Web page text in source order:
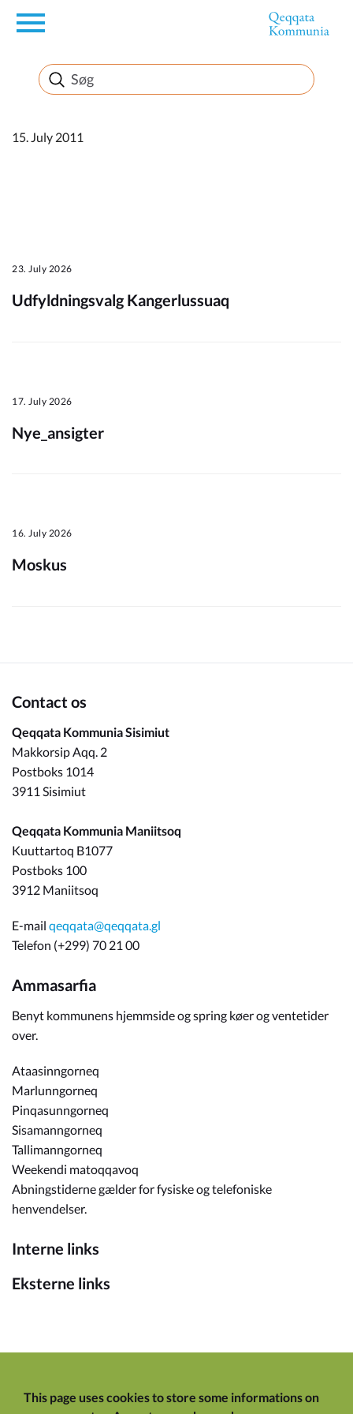
en
Borger
Erhverv
15. July 2011
23. July 2026
Udfyldningsvalg Kangerlussuaq
17. July 2026
Nye_ansigter
16. July 2026
Moskus
Contact os
Qeqqata Kommunia Sisimiut
Makkorsip Aqq. 2
Postboks 1014
3911 Sisimiut
Qeqqata Kommunia Maniitsoq
Kuuttartoq B1077
Postboks 100
3912 Maniitsoq
E-mail qeqqata@qeqqata.gl
Telefon (+299) 70 21 00
Ammasarfia
Benyt kommunens hjemmside og spring køer og ventetider
over.
Ataasinngorneq
Marlunngorneq
Pinqasunngorneq
Sisamanngorneq
Tallimanngorneq
Weekendi matoqqavoq
Abningstiderne gælder for fysiske og telefoniske
henvendelser.
Interne links
Eksterne links
This page uses cookies to store some informations on